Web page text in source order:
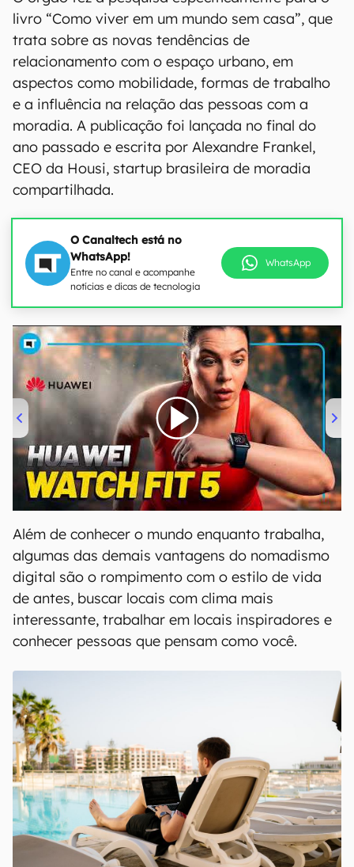
livro “Como viver em um mundo sem casa”, que
trata sobre as novas tendências de
relacionamento com o espaço urbano, em
aspectos como mobilidade, formas de trabalho
e a influência na relação das pessoas com a
moradia. A publicação foi lançada no final do
ano passado e escrita por Alexandre Frankel,
CEO da Housi, startup brasileira de moradia
compartilhada.
O Canaltech está no
WhatsApp!
Entre no canal e acompanhe
notícias e dicas de tecnologia
WhatsApp
00:00/04:51
Além de conhecer o mundo enquanto trabalha,
algumas das demais vantagens do nomadismo
digital são o rompimento com o estilo de vida
de antes, buscar locais com clima mais
interessante, trabalhar em locais inspiradores e
conhecer pessoas que pensam como você.